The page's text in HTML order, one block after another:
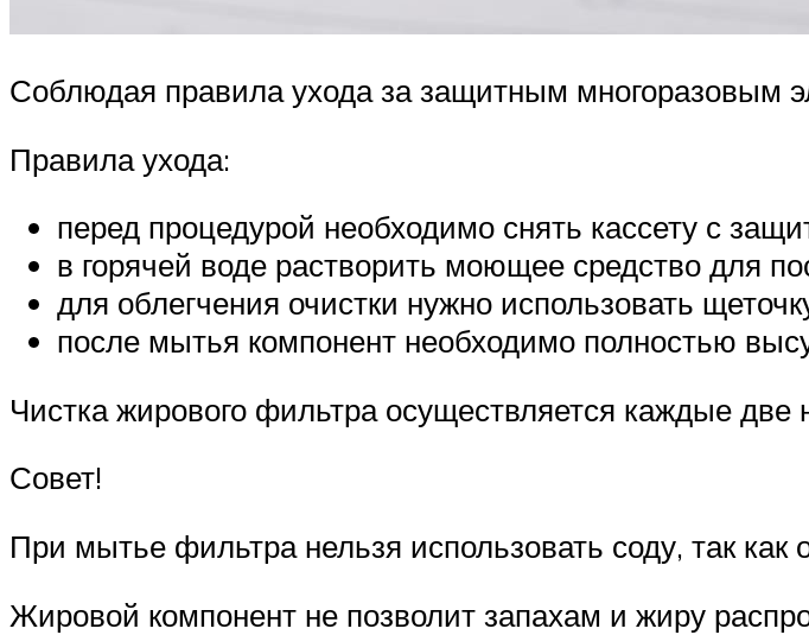
Соблюдая правила ухода за защитным многоразовым
Правила ухода:
перед процедурой необходимо снять кассету с
в горячей воде растворить моющее средство для
для облегчения очистки нужно использовать
после мытья компонент необходимо полностью
Чистка жирового фильтра осуществляется каждые две
Совет!
При мытье фильтра нельзя использовать соду, так
Жировой компонент не позволит запахам и жиру